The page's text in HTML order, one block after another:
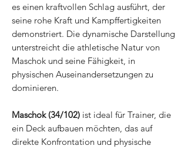
es einen kraftvollen Schlag ausführt, der
seine rohe Kraft und Kampffertigkeiten
demonstriert. Die dynamische Darstellung
unterstreicht die athletische Natur von
Maschok und seine Fähigkeit, in
physischen Auseinandersetzungen zu
dominieren.
Maschok (34/102) ist ideal für Trainer, die
ein Deck aufbauen möchten, das auf
direkte Konfrontation und physische